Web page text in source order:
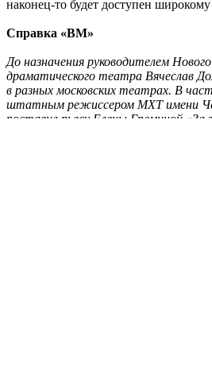
наконец-то будет доступен
Справка «ВМ»
До назначения руководителем Нового
драматического театра Вячеслав
в разных московских театрах. В
штатным режиссером МХТ имени
поставил пьесу Елены Греминой «За